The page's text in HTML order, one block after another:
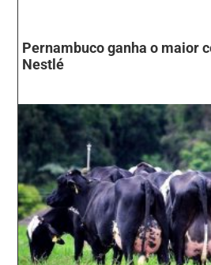
Pernambuco ganha o maior
Nestlé